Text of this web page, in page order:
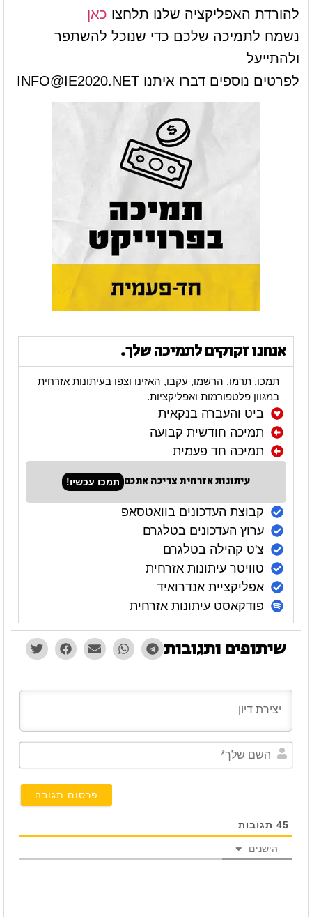
להורדת האפליקציה שלנו תלחצו כאן
נשמח לתמיכה שלכם כדי שנוכל להשתפר
ולהתייעל
לפרטים נוספים דברו איתנו INFO@IE2020.NET
אנחנו זקוקים לתמיכה שלך.
תמכו, תרמו, הרשמו, עקבו, האזינו וצפו בעיתונות אזרחית
במגוון פלטפורמות ואפליקציות.
ביט והעברה בנקאית
תמיכה חודשית קבועה
תמיכה חד פעמית
עיתונות אזרחית צריכה אתכם תמכו עכשיו!
קבוצת העדכונים בוואטסאפ
ערוץ העדכונים בטלגרם
צ'ט קהילה בטלגרם
טוויטר עיתונות אזרחית
אפליקציית אנדרואיד
פודקאסט עיתונות אזרחית
שיתופים ותגובות
45 תגובות
הישנים